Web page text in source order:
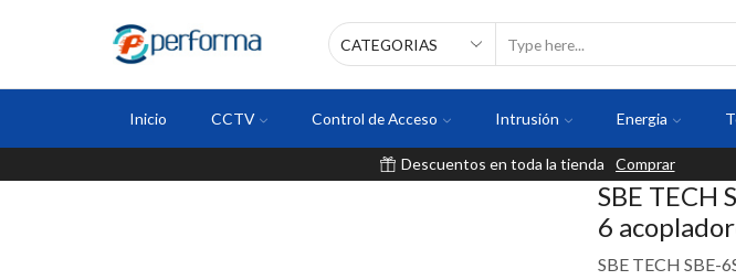
Inicio CCTV Control de Acceso Intrusión Energia
Descuentos en toda la tienda Comprar
SBE TECH
6
SBE TECH SBE-